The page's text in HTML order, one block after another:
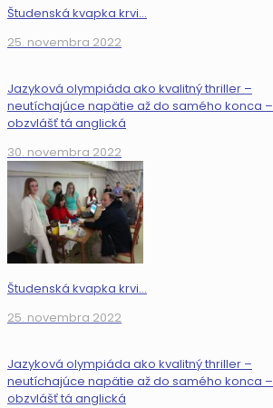
Študenská kvapka krvi…
25. novembra 2022
Jazyková olympiáda ako kvalitný thriller –
neutíchajúce napätie až do samého konca –
obzvlášť tá anglická
30. novembra 2022
Študenská kvapka krvi…
25. novembra 2022
Jazyková olympiáda ako kvalitný thriller –
neutíchajúce napätie až do samého konca –
obzvlášť tá anglická